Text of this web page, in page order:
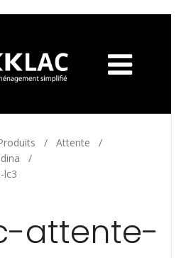
/ Attente /
/
lc3
attente-